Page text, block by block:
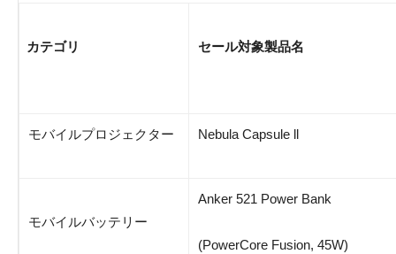
カテゴリ セール対象製品名
モバイルプロジェクター Nebula Capsule ll
モバイルバッテリー
Anker 521 Power Bank
(PowerCore Fusion, 45W)